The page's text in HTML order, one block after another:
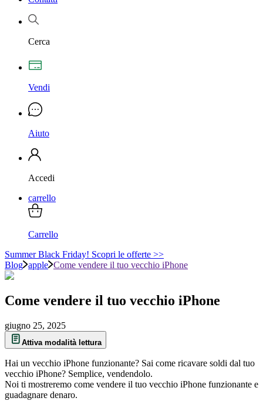
Cerca
Vendi
Aiuto
Accedi
carrello
Carrello
Summer Black Friday! Scopri le offerte >>
Blog apple Come vendere il tuo vecchio iPhone
Come vendere il tuo vecchio iPhone
giugno 25, 2025
Attiva modalità lettura
Hai un vecchio iPhone funzionante? Sai come ricavare soldi dal tuo
vecchio iPhone? Semplice, vendendolo.
Noi ti mostreremo come vendere il tuo vecchio iPhone funzionante e
guadagnare denaro.